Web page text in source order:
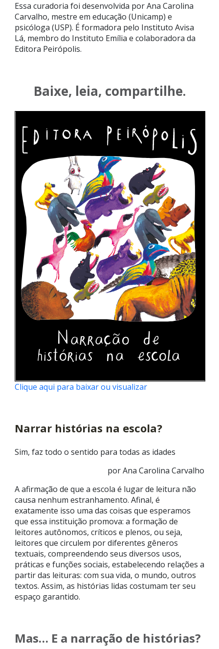
Essa curadoria foi desenvolvida por Ana Carolina
Carvalho, mestre em educação (Unicamp) e
psicóloga (USP). É formadora pelo Instituto Avisa
Lá, membro do Instituto Emília e colaboradora da
Editora Peirópolis.
Baixe, leia, compartilhe.
Clique aqui para baixar ou visualizar
Narrar histórias na escola?
Sim, faz todo o sentido para todas as idades
por Ana Carolina Carvalho
A afirmação de que a escola é lugar de leitura não
causa nenhum estranhamento. Afinal, é
exatamente isso uma das coisas que esperamos
que essa instituição promova: a formação de
leitores autônomos, críticos e plenos, ou seja,
leitores que circulem por diferentes gêneros
textuais, compreendendo seus diversos usos,
práticas e funções sociais, estabelecendo relações a
partir das leituras: com sua vida, o mundo, outros
textos. Assim, as histórias lidas costumam ter seu
espaço garantido.
Mas… E a narração de histórias?